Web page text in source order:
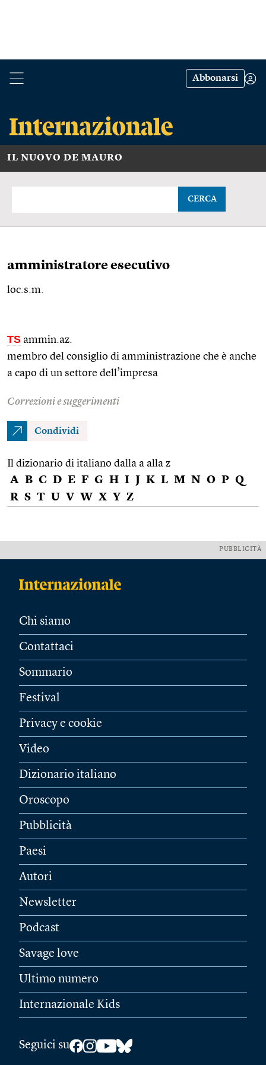
Abbonarsi
IL NUOVO DE MAURO
CERCA
amministratore esecutivo
loc.s.m.
TS ammin.az.
membro del consiglio di amministrazione che è anche
a capo di un settore dell’impresa
Correzioni e suggerimenti
Condividi
Il dizionario di italiano dalla a alla z
A B C D E F G H I J K L M N O P Q
R S T U V W X Y Z
PUBBLICITÀ
Chi siamo
Contattaci
Sommario
Festival
Privacy e cookie
Video
Dizionario italiano
Oroscopo
Pubblicità
Paesi
Autori
Newsletter
Podcast
Savage love
Ultimo numero
Internazionale Kids
Seguici su